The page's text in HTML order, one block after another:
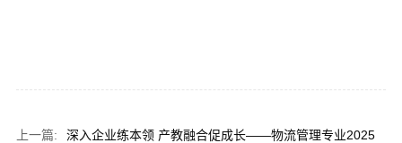
上一篇:
深入企业练本领 产教融合促成长——物流管理专业2025